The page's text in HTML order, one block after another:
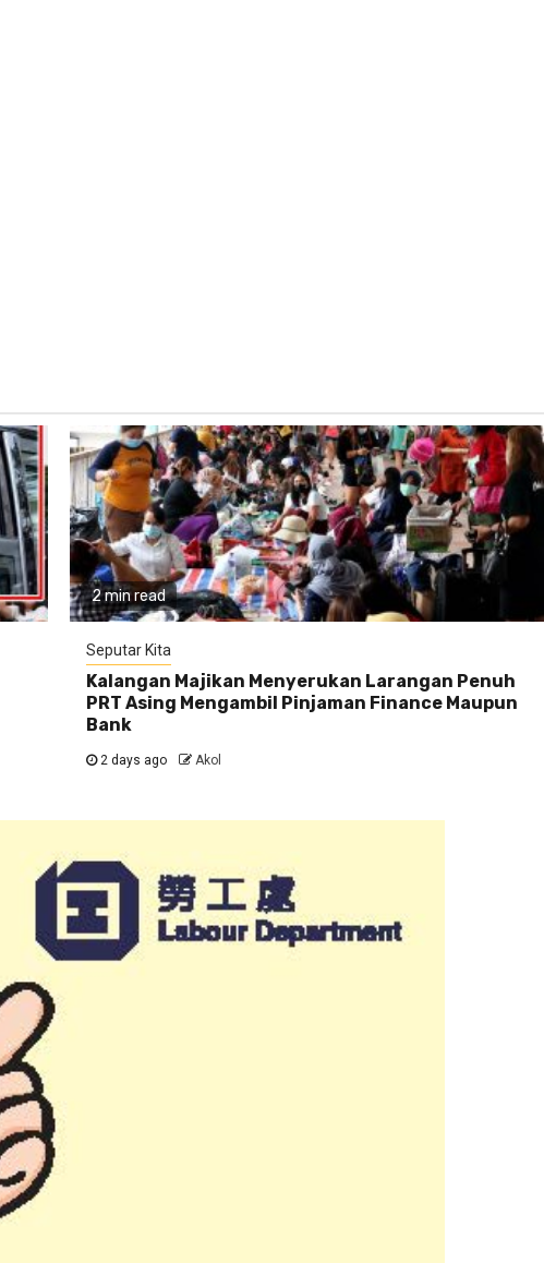
2 min read
Seputar Kita
Kalangan Majikan Menyerukan Larangan Penuh
PRT Asing Mengambil Pinjaman Finance Maupun
Bank
2 days ago Akol